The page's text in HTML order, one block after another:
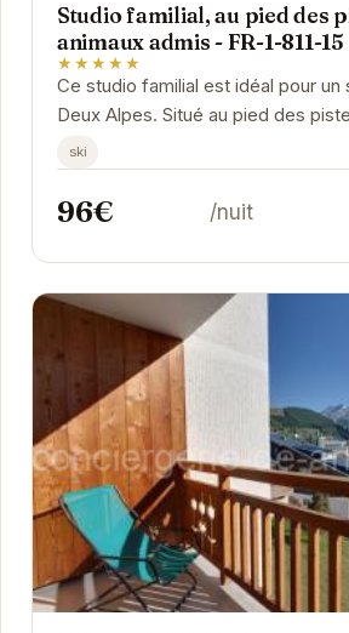
Studio familial, au pied des
animaux admis - FR-1-811-15
★★★★★
Ce studio familial est idéal pour un
Deux Alpes. Situé au pied des
un accès direct aux joies de la...
ski
96€ /nuit